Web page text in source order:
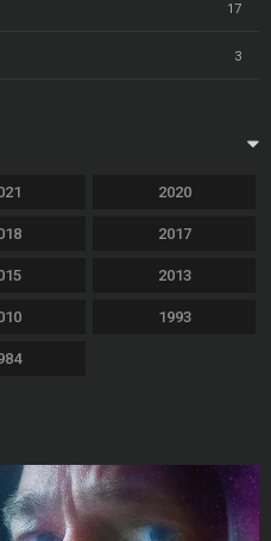
17
3
2020
2017
2013
1993